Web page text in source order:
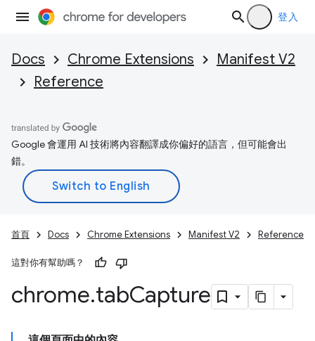
登入
Docs Chrome Extensions
Manifest V2
Reference
Google 會運用 AI 技術將內容翻譯成你偏好的語言，但可能會出
錯。
首頁 Docs Chrome Extensions Manifest V2 Reference
這對你有幫助嗎？
chrome.tabCapture